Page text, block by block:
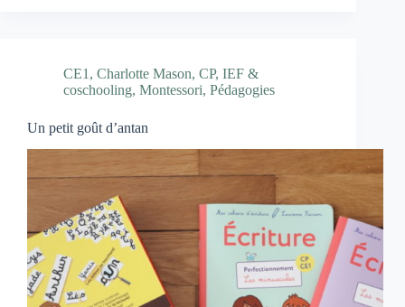
CE1 , Charlotte Mason, CP, IEF &
coschooling, Montessori, Pédagogies
Un petit goût d’antan